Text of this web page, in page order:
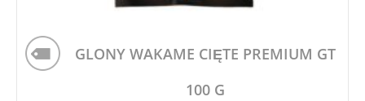
GLONY WAKAME CIĘTE PREMIUM GT
100 G